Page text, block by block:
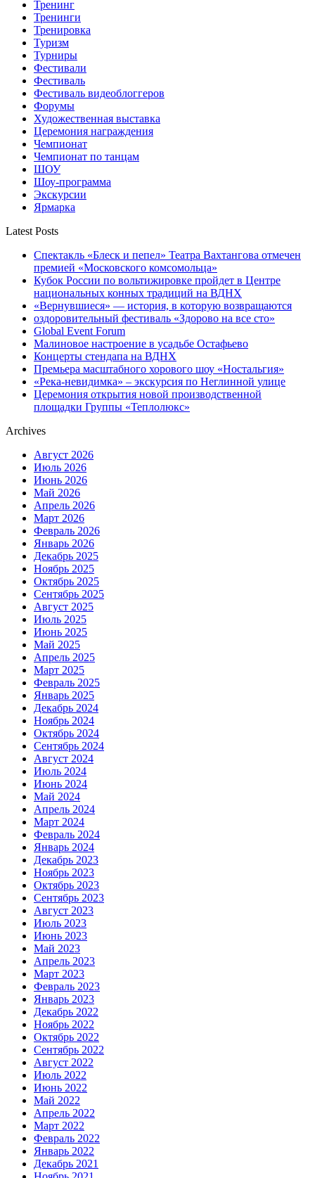
Тренинг
Тренинги
Тренировка
Туризм
Турниры
Фестивали
Фестиваль
Фестиваль видеоблоггеров
Форумы
Художественная выставка
Церемония награждения
Чемпионат
Чемпионат по танцам
ШОУ
Шоу-программа
Экскурсии
Ярмарка
Latest Posts
Спектакль «Блеск и пепел» Театра Вахтангова отмечен
премией «Московского комсомольца»
Кубок России по вольтижировке пройдет в Центре
национальных конных традиций на ВДНХ
«Вернувшиеся» — история, в которую возвращаются
оздоровительный фестиваль «Здорово на все сто»
Global Event Forum
Малиновое настроение в усадьбе Остафьево
Концерты стендапа на ВДНХ
Премьера масштабного хорового шоу «Ностальгия»
«Река-невидимка» – экскурсия по Неглинной улице
Церемония открытия новой производственной
площадки Группы «Теплолюкс»
Archives
Август 2026
Июль 2026
Июнь 2026
Май 2026
Апрель 2026
Март 2026
Февраль 2026
Январь 2026
Декабрь 2025
Ноябрь 2025
Октябрь 2025
Сентябрь 2025
Август 2025
Июль 2025
Июнь 2025
Май 2025
Апрель 2025
Март 2025
Февраль 2025
Январь 2025
Декабрь 2024
Ноябрь 2024
Октябрь 2024
Сентябрь 2024
Август 2024
Июль 2024
Июнь 2024
Май 2024
Апрель 2024
Март 2024
Февраль 2024
Январь 2024
Декабрь 2023
Ноябрь 2023
Октябрь 2023
Сентябрь 2023
Август 2023
Июль 2023
Июнь 2023
Май 2023
Апрель 2023
Март 2023
Февраль 2023
Январь 2023
Декабрь 2022
Ноябрь 2022
Октябрь 2022
Сентябрь 2022
Август 2022
Июль 2022
Июнь 2022
Май 2022
Апрель 2022
Март 2022
Февраль 2022
Январь 2022
Декабрь 2021